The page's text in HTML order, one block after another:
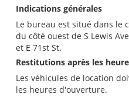
Indications générales
Le bureau est situé dans le
du côté ouest de S Lewis
et E 71st St.
Restitutions après les
Les véhicules de location
les heures d'ouverture.